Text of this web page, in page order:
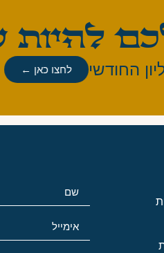
החודשי לחצו כאן ←